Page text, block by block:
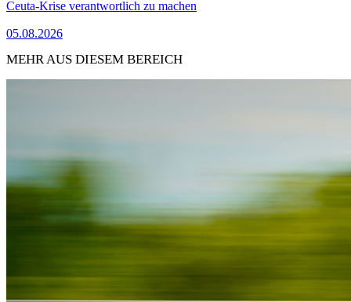
Ceuta-Krise verantwortlich zu machen
05.08.2026
MEHR AUS DIESEM BEREICH